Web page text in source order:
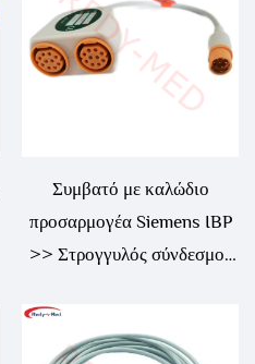
Συμβατό με καλώδιο
προσαρμογέα Siemens IBP
>> Στρογγυλός σύνδεσμος